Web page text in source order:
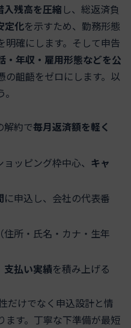
入残高を圧縮 し、総返済負
定化を示すため、勤務形態
明確にします。そして申告
・年収・雇用形態などを公
の齟齬をゼロにします。以
解約で毎月返済額を軽く
ッピング枠中心、 キャ
に申込し、会社の代表番
所・氏名・カナ・生年
支払い実績を積み上げる
だけでなく申込設計と情
ます。丁寧な下準備が最短